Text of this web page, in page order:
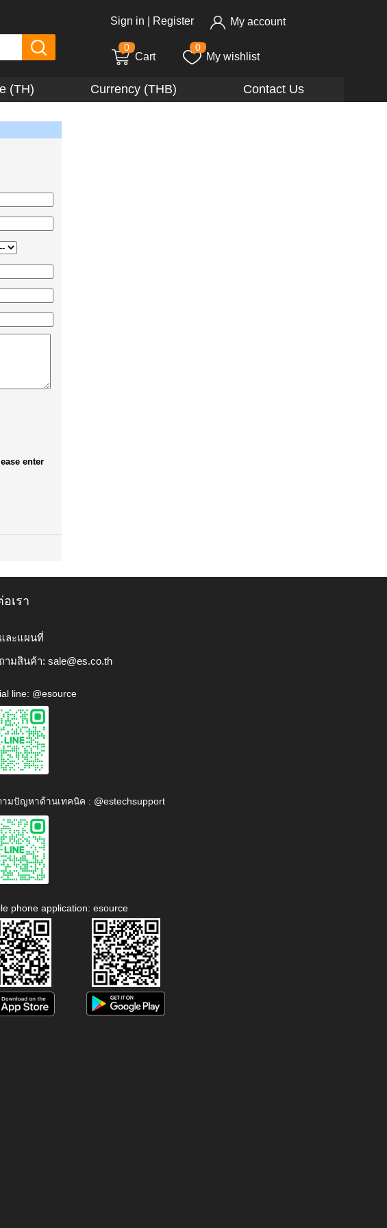
Sign in Register My account
0
Cart
0
My wishlist
(TH) Currency (THB) Contact Us
enter
เรา
ละแผนที่
ามสินค้า: sale@es.co.th
line: @esource
ามปัญหาด้านเทคนิค : @estechsupport
phone application: esource